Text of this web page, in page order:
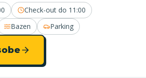
Check-out do 11:00
Bazen Parking